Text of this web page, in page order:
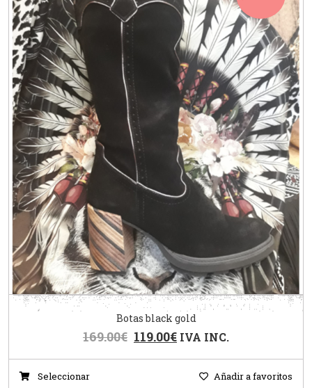
Botas black gold
169.00€ 119.00€ IVA INC.
Seleccionar Añadir a favoritos